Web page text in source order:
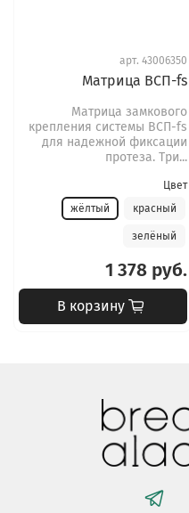
арт.43006350
Матрица ВСП-fs
Матрица замкового
крепления системы ВСП-fs
для надежной фиксации
протеза. Три...
Цвет
жёлтый
красный
зелёный
1 378 руб.
В корзину